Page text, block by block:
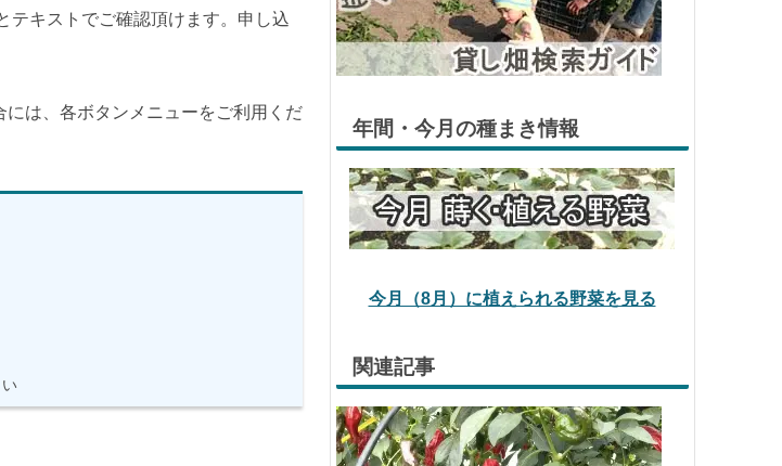
キストでご確認頂けます。申し込
は、各ボタンメニューをご利用くだ
年間・今月の種まき情報
今月（8月）に植えられる野菜を見る
関連記事